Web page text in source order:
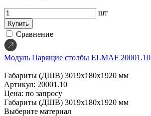
шт
Купить
Сравнение
Модуль Парящие столбы ELMAF 20001.10
Габариты (ДШВ) 3019х180х1920 мм
Артикул: 20001.10
Цена: по запросу
Габариты (ДШВ) 3019х180х1920 мм
Выберите материал